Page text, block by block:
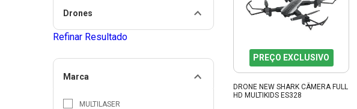
Drones
Refinar Resultado
Marca
MULTILASER
PREÇO EXCLUSIVO
DRONE NEW SHARK CÂMERA FULL
HD MULTIKIDS ES328